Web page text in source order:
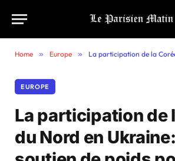
Home » Europe » La participation de la Corée du Nord en
EUROPE
La participation de
du Nord en